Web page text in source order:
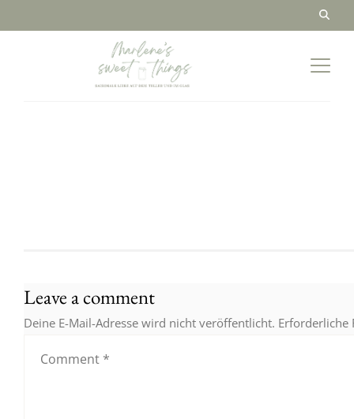
Leave a comment
Deine E-Mail-Adresse wird nicht veröffentlicht.